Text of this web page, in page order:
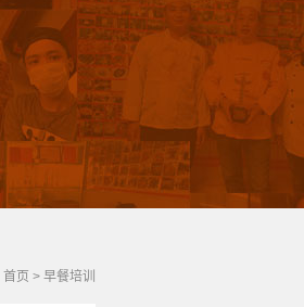
首页 > 早餐培训